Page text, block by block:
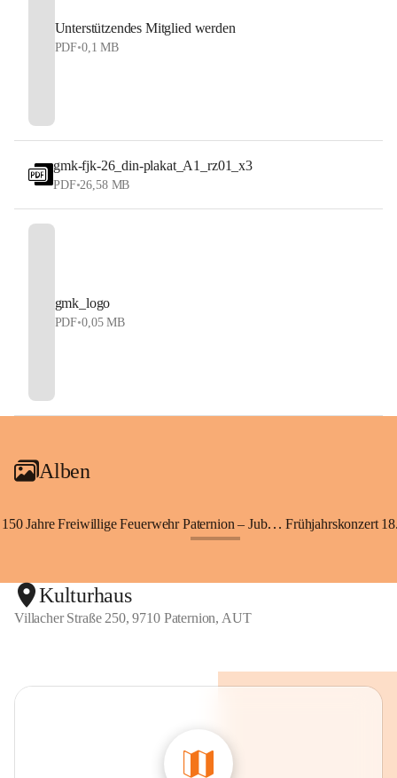
Unterstützendes Mitglied werden
PDF•0,1 MB
gmk-fjk-26_din-plakat_A1_rz01_x3
PDF•26,58 MB
gmk_logo
PDF•0,05 MB
Alben
150 Jahre Freiwillige Feuerwehr Paternion – Jubiläumsfest Frühjahrskonzert
Kulturhaus
Villacher Straße 250, 9710 Paternion, AUT